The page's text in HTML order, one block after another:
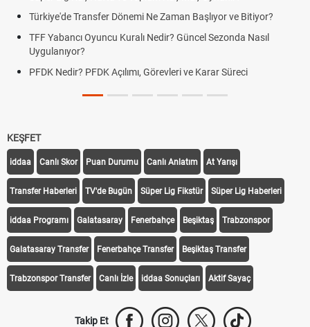
Türkiye'de Transfer Dönemi Ne Zaman Başlıyor ve Bitiyor?
TFF Yabancı Oyuncu Kuralı Nedir? Güncel Sezonda Nasıl
Uygulanıyor?
PFDK Nedir? PFDK Açılımı, Görevleri ve Karar Süreci
KEŞFET
iddaa Canlı Skor Puan Durumu Canlı Anlatım At Yarışı
Transfer Haberleri TV'de Bugün Süper Lig Fikstür Süper Lig Haberleri
iddaa Programı Galatasaray Fenerbahçe Beşiktaş Trabzonspor
Galatasaray Transfer Fenerbahçe Transfer Beşiktaş Transfer
Trabzonspor Transfer Canlı İzle iddaa Sonuçları Aktif Sayaç
Takip Et